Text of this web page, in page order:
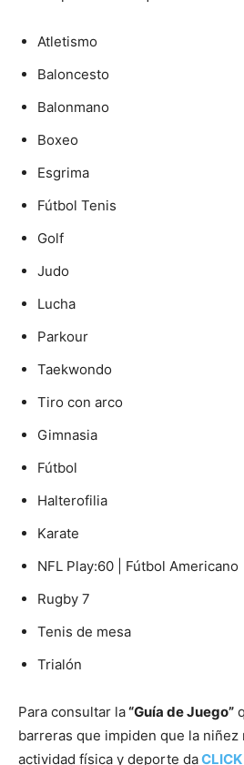
Atletismo
Baloncesto
Balonmano
Boxeo
Esgrima
Fútbol Tenis
Golf
Judo
Lucha
Parkour
Taekwondo
Tiro con arco
Gimnasia
Fútbol
Halterofilia
Karate
NFL Play:60 | Fútbol Americano
Rugby 7
Tenis de mesa
Trialón
Para consultar la“Guía de Juego”
barreras que impiden que la niñez
actividad física y deporte da